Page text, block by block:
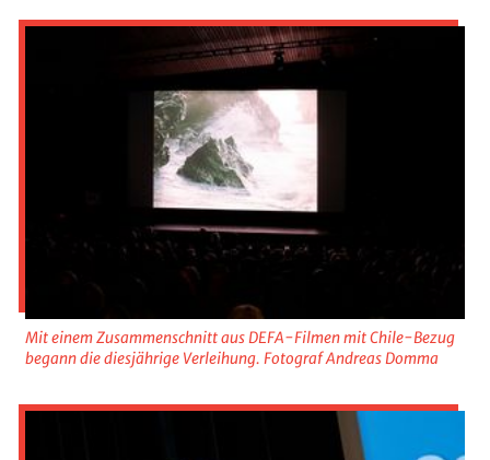
Mit einem Zusammenschnitt aus DEFA-Filmen mit Chile-Bezug
begann die diesjährige Verleihung. Fotograf Andreas Domma